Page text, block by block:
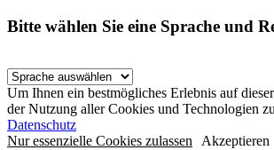
Bitte wählen Sie eine Sprache und
Um Ihnen ein bestmögliches Erlebnis auf
der Nutzung aller Cookies und Technologien
Datenschutz
Nur essenzielle Cookies zulassen Akzeptieren